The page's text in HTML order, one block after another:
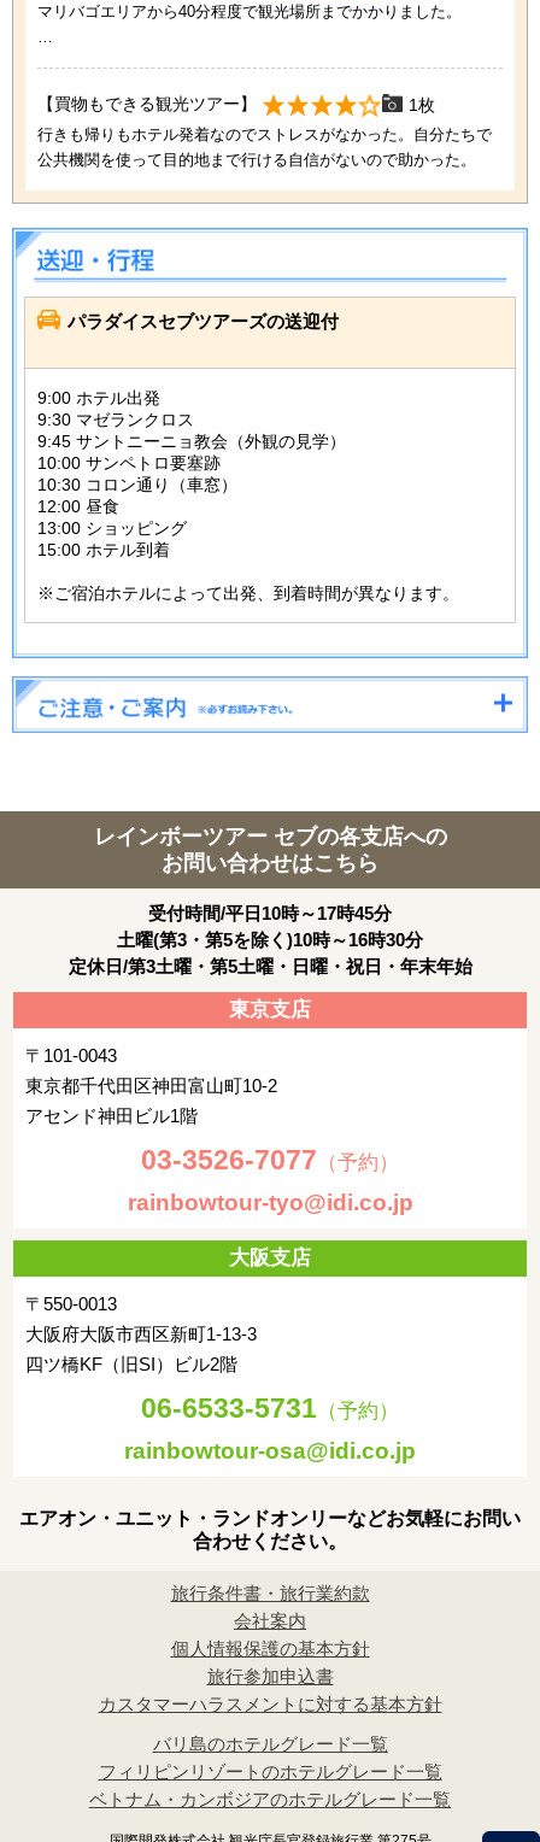
間管理もしてくださるので安心でした。
マリバゴエリアから40分程度で観光場所までかかりました。
さり、退屈しない移動時間でした。
【買物もできる観光ツアー】 1枚
行きも帰りもホテル発着なのでストレスがなかった。自分たちで
公共機関を使って目的地まで行ける自信がないので助かった。
パラダイスセブツアーズの送迎付
9:00 ホテル出発
9:30 マゼランクロス
9:45 サントニーニョ教会（外観の見学）
10:00 サンペトロ要塞跡
10:30 コロン通り（車窓）
12:00 昼食
13:00 ショッピング
15:00 ホテル到着
※ご宿泊ホテルによって出発、到着時間が異なります。
レインボーツアー セブの各支店への
お問い合わせはこちら
受付時間/平日10時～17時45分
土曜(第3・第5を除く)10時～16時30分
定休日/第3土曜・第5土曜・日曜・祝日・年末年始
東京支店
〒101-0043
東京都千代田区神田富山町10-2
アセンド神田ビル1階
03-3526-7077 （予約）
rainbowtour-tyo@idi.co.jp
大阪支店
〒550-0013
大阪府大阪市西区新町1-13-3
四ツ橋KF（旧SI）ビル2階
06-6533-5731 （予約）
rainbowtour-osa@idi.co.jp
エアオン・ユニット・ランドオンリーなどお気軽にお問い
合わせください。
旅行条件書・旅行業約款
会社案内
個人情報保護の基本方針
旅行参加申込書
カスタマーハラスメントに対する基本方針
バリ島のホテルグレード一覧
フィリピンリゾートのホテルグレード一覧
ベトナム・カンボジアのホテルグレード一覧